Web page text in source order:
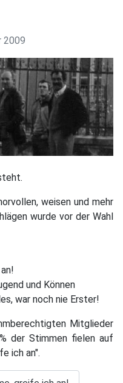
2009
weisen und mehr
wurde vor der Wahl
und Können
war noch nie Erster!
Mitglieder
der Stimmen fielen auf
ich an".